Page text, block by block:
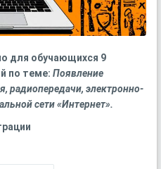
для обучающихся 9
по теме: Появление
радиопередачи, электронно-
сети «Интернет».